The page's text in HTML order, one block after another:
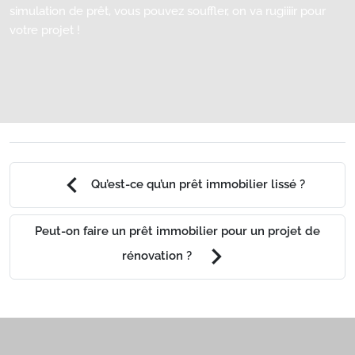
simulation de prêt, vous pouvez souffler, on va rugiiiir pour
votre projet !
chevron_left Qu’est-ce qu’un prêt immobilier lissé ?
Peut-on faire un prêt immobilier pour un projet de
rénovation ?
chevron_right